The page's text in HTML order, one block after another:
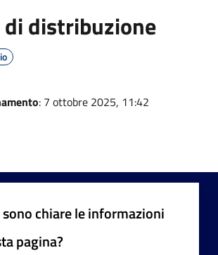
di distribuzione
: 7 ottobre 2025, 11:42
chiare le informazioni
pagina?